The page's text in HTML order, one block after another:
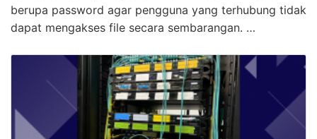
berupa password agar pengguna yang terhubung tidak
dapat mengakses file secara sembarangan. …